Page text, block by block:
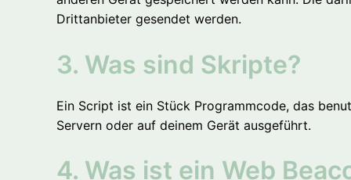
Drittanbieter gesendet werden.
3. Was sind Skripte?
Ein Script ist ein Stück Programmcode, das
Servern oder auf deinem Gerät ausgeführt.
4. Was ist ein Web